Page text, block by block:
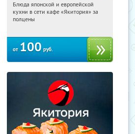
12:00:21 Купили:
Блюда японской и европейской
кухни в сети кафе «Якитория» за
полцены
от 100 руб.